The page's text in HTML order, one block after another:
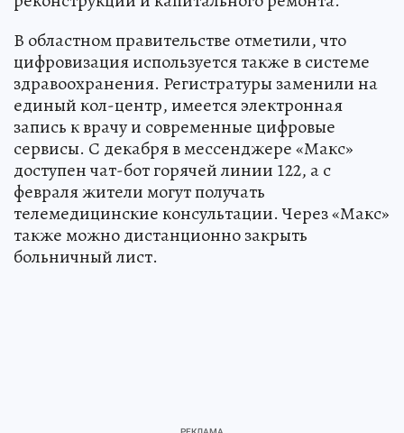
В областном правительстве отметили, что
цифровизация используется также в системе
здравоохранения. Регистратуры заменили на
единый кол-центр, имеется электронная
запись к врачу и современные цифровые
сервисы. С декабря в мессенджере «Макс»
доступен чат-бот горячей линии 122, а с
февраля жители могут получать
телемедицинские консультации. Через «Макс»
также можно дистанционно закрыть
больничный лист.